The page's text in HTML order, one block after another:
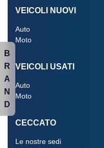
VEICOLI NUOVI
Auto
Moto
VEICOLI USATI
Auto
Moto
CECCATO
Le nostre sedi
B
R
A
N
D